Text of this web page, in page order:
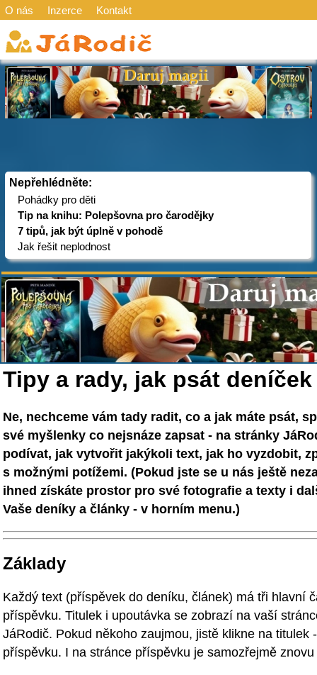
O nás Inzerce Kontakt
Nepřehlédněte:
Pohádky pro děti
Tip na knihu: Polepšovna pro čarodějky
7 tipů, jak být úplně v pohodě
Jak řešit neplodnost
Tipy a rady, jak psát
Ne, nechceme vám tady radit, co a jak máte psát,
své myšlenky co nejsnáze zapsat - na stránky
podívat, jak vytvořit jakýkoli text, jak ho vyzdobit,
s možnými potížemi. (Pokud jste se u nás ještě
ihned získáte prostor pro své fotografie a texty i
Vaše deníky a články - v horním menu.)
Základy
Každý text (příspěvek do deníku, článek) má tři hlavní
příspěvku. Titulek i upoutávka se zobrazí na vaší
JáRodič. Pokud někoho zaujmou, jistě klikne na titulek
příspěvku. I na stránce příspěvku je samozřejmě